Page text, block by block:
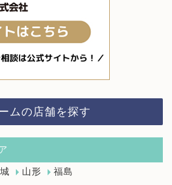
ムの店舗を探す
山形 福島